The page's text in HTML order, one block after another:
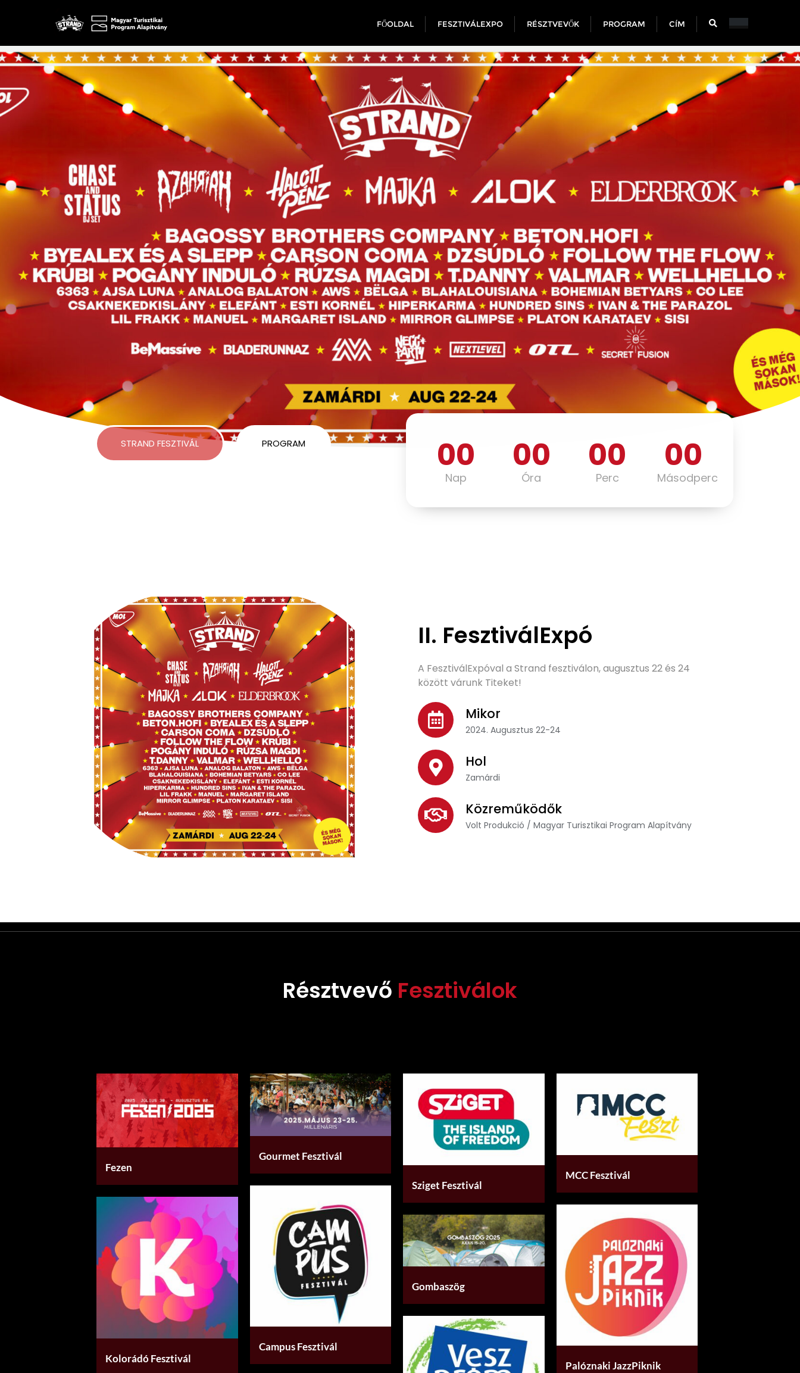
FŐOLDAL FESZTIVÁLEXPO RÉSZTVEVŐK PROGRAM CÍM
STRAND FESZTIVÁL PROGRAM 00
Nap
00
Óra
00
Perc
00
Másodperc
II. FesztiválExpó
A FesztiválExpóval a Strand fesztiválon, augusztus 22 és 24
között várunk Titeket!
Mikor
2024. Augusztus 22-24
Hol
Zamárdi
Közreműködők
Volt Produkció / Magyar Turisztikai Program Alapítvány
Résztvevő Fesztiválok
Fezen
Gourmet Fesztivál
Sziget Fesztivál
MCC Fesztivál
Campus Fesztivál
Kolorádó Fesztivál
Palóznaki JazzPiknik
Gombaszög